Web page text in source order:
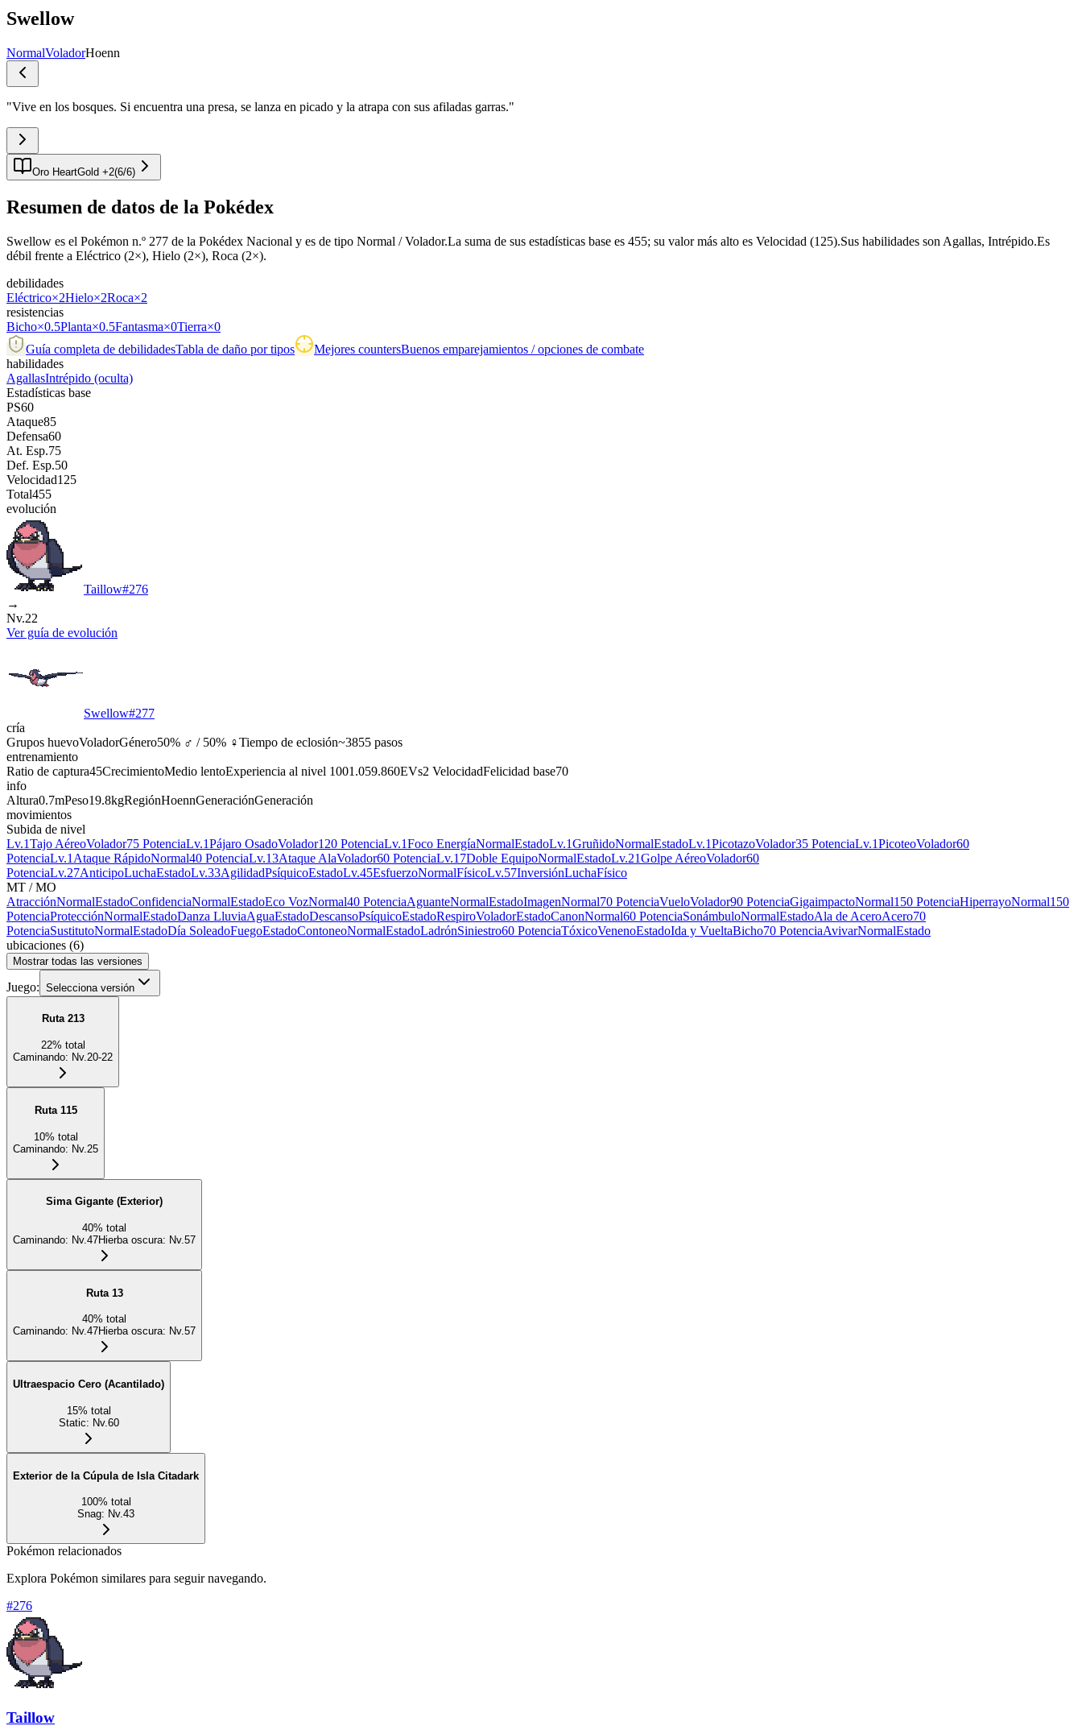
Swellow
NormalVoladorHoenn
"Vive en los bosques. Si encuentra una presa, se lanza en picado y la atrapa con sus afiladas garras."
Oro HeartGold +2(6/6)
Resumen de datos de la Pokédex
Swellow es el Pokémon n.º 277 de la Pokédex Nacional y es de tipo Normal / Volador.La suma de sus estadísticas base es 455; su valor más alto es Velocidad (125).Sus habilidades son Agallas, Intrépido.Es
débil frente a Eléctrico (2×), Hielo (2×), Roca (2×).
debilidades
Eléctrico×2Hielo×2Roca×2
resistencias
Bicho×0.5Planta×0.5Fantasma×0Tierra×0
Guía completa de debilidadesTabla de daño por tipos Mejores countersBuenos emparejamientos / opciones de combate
habilidades
AgallasIntrépido (oculta)
Estadísticas base
PS60
Ataque85
Defensa60
At. Esp.75
Def. Esp.50
Velocidad125
Total455
evolución
Taillow#276
→
Nv.22
Ver guía de evolución
Swellow#277
cría
Grupos huevoVoladorGénero50% ♂ / 50% ♀Tiempo de eclosión~3855 pasos
entrenamiento
Ratio de captura45CrecimientoMedio lentoExperiencia al nivel 1001.059.860EVs2 VelocidadFelicidad base70
info
Altura0.7mPeso19.8kgRegiónHoennGeneraciónGeneración
movimientos
Subida de nivel
Lv.1Tajo AéreoVolador75 PotenciaLv.1Pájaro OsadoVolador120 PotenciaLv.1Foco EnergíaNormalEstadoLv.1GruñidoNormalEstadoLv.1PicotazoVolador35 PotenciaLv.1PicoteoVolador60
PotenciaLv.1 Ataque RápidoNormal40 PotenciaLv.13Ataque AlaVolador60 PotenciaLv.17Doble EquipoNormalEstadoLv.21Golpe AéreoVolador60
PotenciaLv.27AnticipoLuchaEstadoLv.33AgilidadPsíquicoEstadoLv.45EsfuerzoNormalFísicoLv.57InversiónLuchaFísico
MT / MO
AtracciónNormalEstadoConfidenciaNormalEstadoEco VozNormal40 PotenciaAguanteNormalEstadoImagenNormal70 PotenciaVueloVolador90 PotenciaGigaimpactoNormal150 PotenciaHiperrayoNormal150
PotenciaProtecciónNormalEstadoDanza LluviaAguaEstadoDescansoPsíquicoEstadoRespiroVoladorEstadoCanonNormal60 PotenciaSonámbuloNormalEstadoAla de AceroAcero70
PotenciaSustitutoNormalEstadoDía SoleadoFuegoEstadoContoneoNormalEstadoLadrónSiniestro60 PotenciaTóxicoVenenoEstadoIda y VueltaBicho70 PotenciaAvivarNormalEstado
ubicaciones (6)
Mostrar todas las versiones
Juego: Selecciona versión
Ruta 213
22% total
Caminando: Nv.20-22
Ruta 115
10% total
Caminando: Nv.25
Sima Gigante (Exterior)
40% total
Caminando: Nv.47Hierba oscura: Nv.57
Ruta 13
40% total
Caminando: Nv.47Hierba oscura: Nv.57
Ultraespacio Cero (Acantilado)
15% total
Static: Nv.60
Exterior de la Cúpula de Isla Citadark
100% total
Snag: Nv.43
Pokémon relacionados
Explora Pokémon similares para seguir navegando.
#276
Taillow